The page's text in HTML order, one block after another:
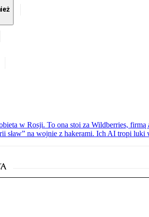
w Rosji. To ona stoi za Wildberries,
sław” na wojnie z hakerami. Ich AI tropi luki